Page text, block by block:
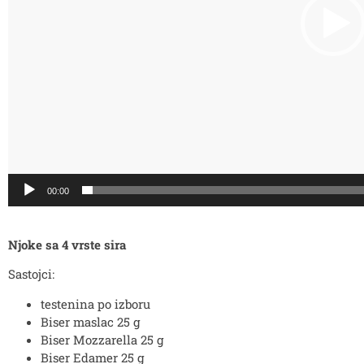
00:00
Njoke sa 4 vrste sira
Sastojci:
testenina po izboru
Biser maslac 25 g
Biser Mozzarella 25 g
Biser Edamer 25 g